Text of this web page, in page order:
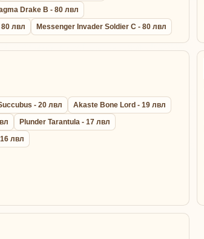
Drake B - 80 лвл
лвл
Messenger Invader Soldier C - 80 лвл
- 20 лвл
Akaste Bone Lord - 19 лвл
Plunder Tarantula - 17 лвл
лвл